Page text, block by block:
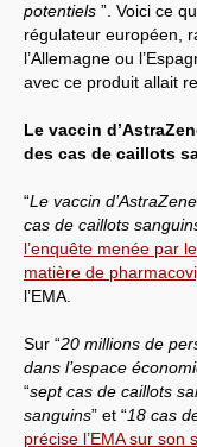
potentiels ”. Voici ce
régulateur européen,
l’Allemagne ou
avec ce produit allait
Le vaccin
des cas de caillots
“Le vaccin
cas de caillots
l’enquête menée par
matière de
l’EMA.
Sur “20 millions de
dans l’espace
“sept cas de caillots
sanguins” et “18 cas
précise l’EMA sur son